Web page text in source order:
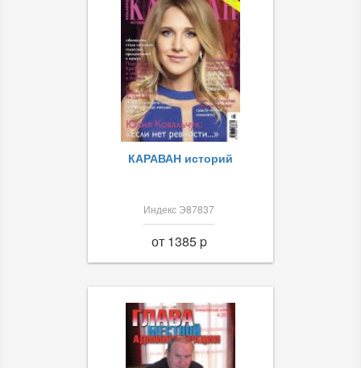
КАРАВАН историй
Индекс Э87837
от 1385 p